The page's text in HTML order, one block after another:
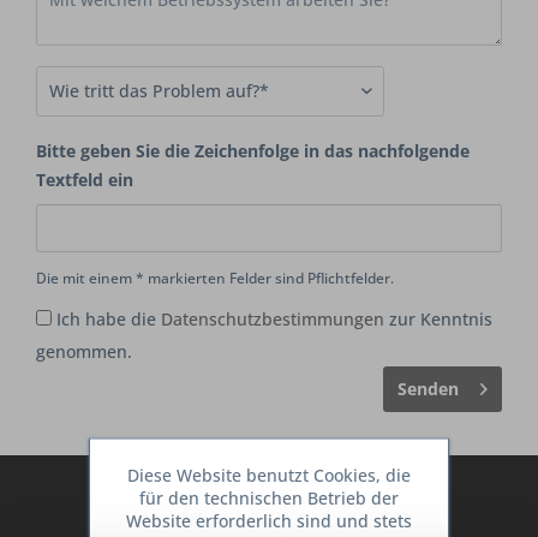
Bitte geben Sie die Zeichenfolge in das nachfolgende
Textfeld ein
Die mit einem * markierten Felder sind Pflichtfelder.
Ich habe die Datenschutzbestimmungen zur Kenntnis
genommen.
Senden
Abonnieren Sie den kostenlosen Deine
TraumKüche Newsletter und verpassen
Diese Website benutzt Cookies, die
für den technischen Betrieb der
Website erforderlich sind und stets